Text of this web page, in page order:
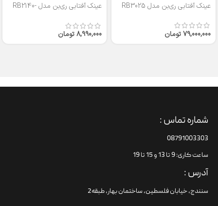
عینک آفتابی ری‌بن مدل RB3025
79,000,000تومان
عینک آفتابی ری‌بن مدل RB2140-
8,990,000تومان
شماره تماس :
08791003303
ساعت کاری: 9 تا 13 و 15 تا 19
آدرس :
سنندج، خیابان فلسطین،‌ ساختمان بهار، طبقه2